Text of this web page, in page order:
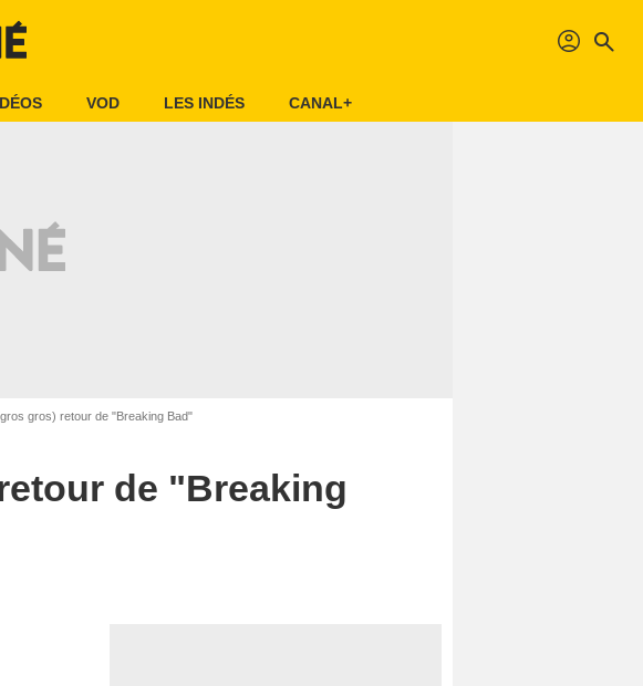
profil search
VOD LES INDÉS CANAL+
gros) retour de "Breaking Bad"
de "Breaking